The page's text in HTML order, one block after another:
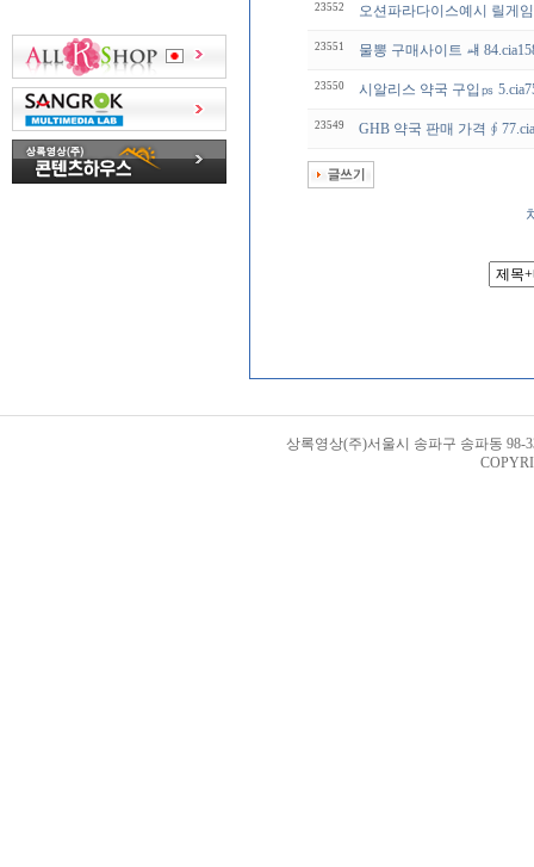
23552 오션파라다이스예시 릴게
23551 물뽕 구매사이트 ㆈ
23550 시알리스 약국 구입㎰
23549 GHB 약국 판매 가격 ∮
상록영상(주)서울시 송파구 송파동 98-